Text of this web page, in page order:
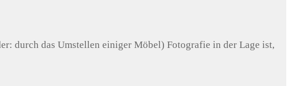
durch das Umstellen einiger Möbel) Fotografie in der Lage ist,